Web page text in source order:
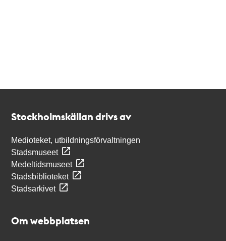
Stockholmskällan drivs av
Medioteket, utbildningsförvaltningen
Stadsmuseet
Medeltidsmuseet
Stadsbiblioteket
Stadsarkivet
Om webbplatsen